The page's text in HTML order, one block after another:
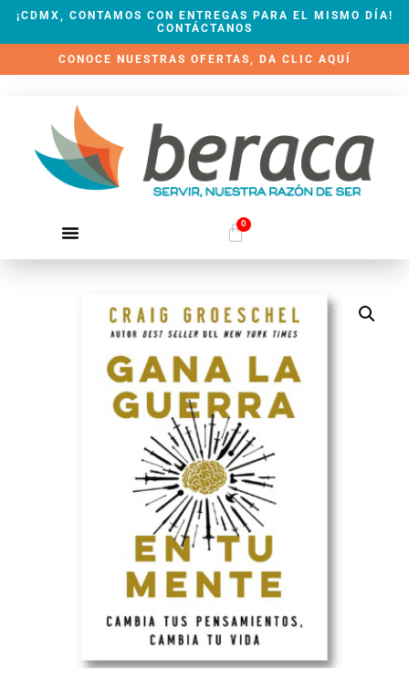
¡CDMX, CONTAMOS CON ENTREGAS PARA EL MISMO DÍA!
CONTÁCTANOS
CONOCE NUESTRAS OFERTAS, DA CLIC AQUÍ
0